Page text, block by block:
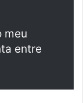
meu
entre